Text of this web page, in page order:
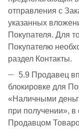
отправления с
указанных
Покупателя. Для
Покупателю
раздел Контакты.
5.9 Продавец
блокировке для
«Наличными
при получении»,
Продавцом